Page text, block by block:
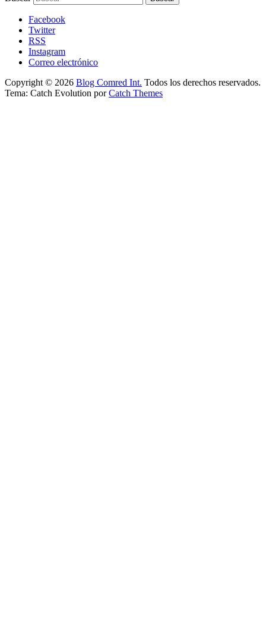
Facebook
Twitter
RSS
Instagram
Correo electrónico
Copyright © 2026 Blog Comred Int. Todos los derechos reservados.
Tema: Catch Evolution porCatch Themes